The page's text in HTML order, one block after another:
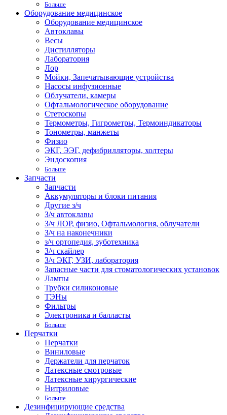
Больше
Оборудование медицинское
Оборудование медицинское
Автоклавы
Весы
Дистилляторы
Лаборатория
Лор
Мойки, Запечатывающие устройства
Насосы инфузионные
Облучатели, камеры
Офтальмологическое оборудование
Стетоскопы
Термометры, Гигрометры, Термоиндикаторы
Тонометры, манжеты
Физио
ЭКГ, ЭЭГ, дефибрилляторы, холтеры
Эндоскопия
Больше
Запчасти
Запчасти
Аккумуляторы и блоки питания
Другие з/ч
З/ч автоклавы
З/ч ЛОР, физио, Офтальмология, облучатели
З/ч на наконечники
з/ч ортопедия, зуботехника
З/ч скайлер
З/ч ЭКГ, УЗИ, лаборатория
Запасные части для стоматологических установок
Лампы
Трубки силиконовые
ТЭНы
Фильтры
Электроника и балласты
Больше
Перчатки
Перчатки
Виниловые
Держатели для перчаток
Латексные смотровые
Латексные хирургические
Нитриловые
Больше
Дезинфицирующие средства